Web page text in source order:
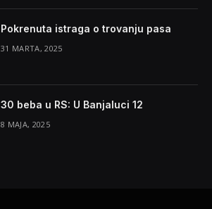
Pokrenuta istraga o trovanju pasa
31 MARTA, 2025
30 beba u RS: U Banjaluci 12
8 MAJA, 2025